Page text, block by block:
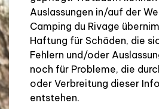
Auslassungen in/auf der
Camping du Rivage
Haftung für Schäden, die
Fehlern und/oder
noch für Probleme, die
oder Verbreitung dieser
entstehen.